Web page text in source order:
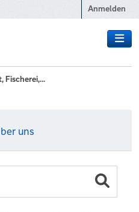
Anmelden
Fischerei,...
uns